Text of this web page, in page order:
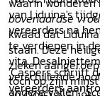
bovenaardse
kwaad dat
staan. Deze
zieken
toch op zijn
van Liduina's
vereerders na
te verdiepen in
vita.
verschillende
andere vallen.'
'Caspers schrijft
vereerders